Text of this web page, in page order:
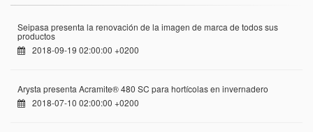
Seipasa presenta la renovación de la imagen de marca de todos sus
productos
2018-09-19 02:00:00 +0200
Arysta presenta Acramite® 480 SC para hortícolas en invernadero
2018-07-10 02:00:00 +0200